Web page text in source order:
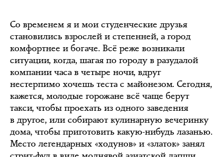
Со временем я и мои студенческие друзья
становились взрослей и степенней, а город
комфортнее и богаче. Всё реже возникали
ситуации, когда, шагая по городу в разудалой
компании часа в четыре ночи, вдруг
нестерпимо хочешь теста с майонезом. Сегодня,
кажется, молодые горожане всё чаще берут
такси, чтобы проехать из одного заведения
в другое, или собирают кулинарную вечеринку
дома, чтобы приготовить какую-нибудь лазанью.
Место легендарных «ходунов» и «златок» занял